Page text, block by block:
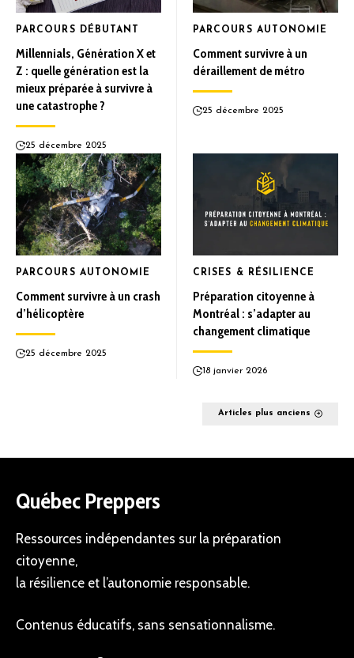
PARCOURS DÉBUTANT
Millennials, Génération X et
Z : quelle génération est la
mieux préparée à survivre à
une catastrophe ?
25 décembre 2025
PARCOURS AUTONOMIE
Comment survivre à un
déraillement de métro
25 décembre 2025
PARCOURS AUTONOMIE
Comment survivre à un crash
d’hélicoptère
25 décembre 2025
CRISES & RÉSILIENCE
Préparation citoyenne à
Montréal : s’adapter au
changement climatique
18 janvier 2026
Articles plus anciens
Québec Preppers
Ressources indépendantes sur la préparation
citoyenne,
la résilience et l’autonomie responsable.
Contenus éducatifs, sans sensationnalisme.